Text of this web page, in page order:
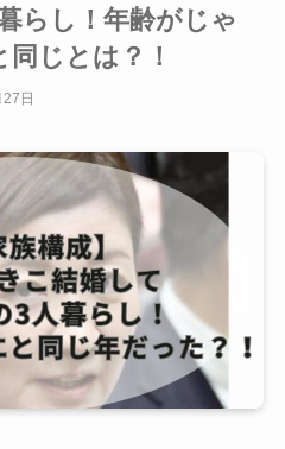
らし！年齢がじゃ
じとは？！
日